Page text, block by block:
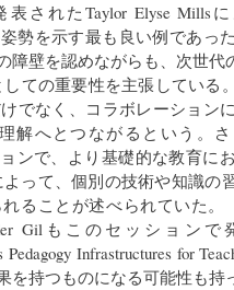
表されたTaylor Elyse Millsに
勢を示す最も良い例であっ
障壁を認めながらも、次世
ての重要性を主張している
でなく、コラボレーション
へとつながるという。さ
ョンで、より基礎的な教育
って、個別の技術や知識の
ることが述べられていた。
Gilもこのセッション
Pedagogy Infrastructures for
を持つものになる可能性も持